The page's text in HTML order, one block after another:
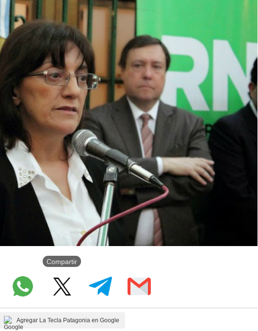
Compartir
Agregar La Tecla Patagonia en Google